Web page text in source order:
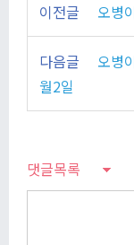
이전글
오병
다음글
오병
월2일
댓글목록